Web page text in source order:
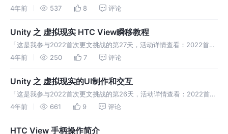
更文挑战」 EasyAR引擎简介 EasyAR是好用且免费的增强现实
4年前 537 8 评论
Unity 之 虚拟现实 HTC View瞬移教程
「这是我参与2022首次更文挑战的第27天，活动详情查看：2022首次
更文挑战」 使用瞬间移动的插件，完成瞬移功能就很简单了 官方下载
4年前 250 7 评论
Unity 之 虚拟现实的UI制作和交互
「这是我参与2022首次更文挑战的第26天，活动详情查看：2022首次
更文挑战」 无论是游戏，还是虚拟现实等，都不可能缺少UI界面的制
4年前 661 9 评论
HTC View 手柄操作简介